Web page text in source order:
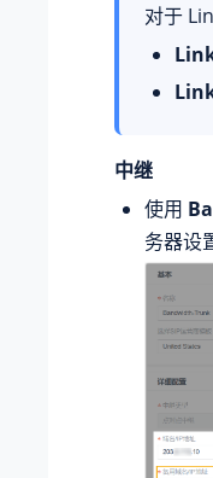
对于
中继
使用
务器设